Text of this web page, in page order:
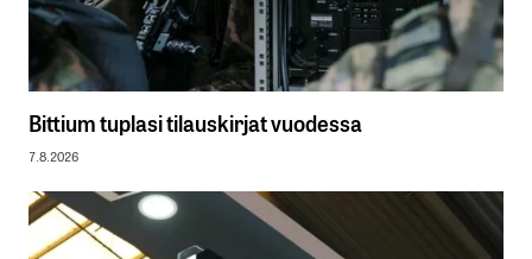
Bittium tuplasi tilauskirjat vuodessa
7.8.2026